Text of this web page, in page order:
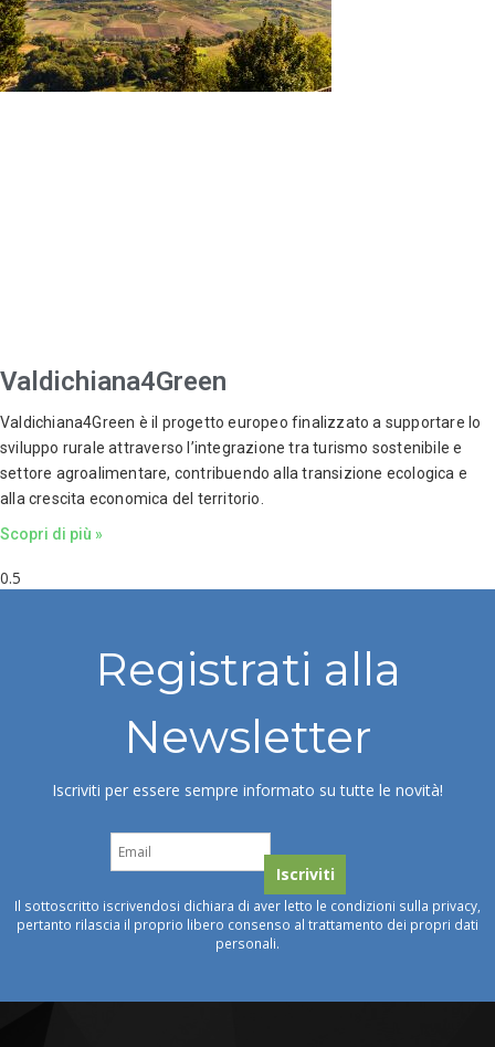
Valdichiana4Green
Valdichiana4Green è il progetto europeo finalizzato a supportare lo
sviluppo rurale attraverso l’integrazione tra turismo sostenibile e
settore agroalimentare, contribuendo alla transizione ecologica e
alla crescita economica del territorio.
Scopri di più »
Registrati alla
Newsletter
Iscriviti per essere sempre informato su tutte le novità!
Il sottoscritto iscrivendosi dichiara di aver letto le condizioni sulla privacy,
pertanto rilascia il proprio libero consenso al trattamento dei propri dati
personali.